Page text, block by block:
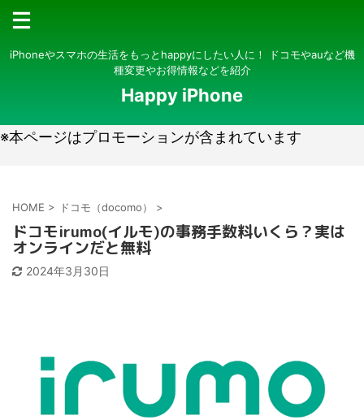
iPhoneやスマホの生活をもっとhappyにしたい人に！ ドコモやauなど機
種変更やお得情報などを紹介
Happy iPhone
※本ページはプロモーションが含まれています
HOME > ドコモ（docomo） >
ドコモirumo(イルモ)の事務手数料いくら？実は
オンラインだと無料
2024年3月30日